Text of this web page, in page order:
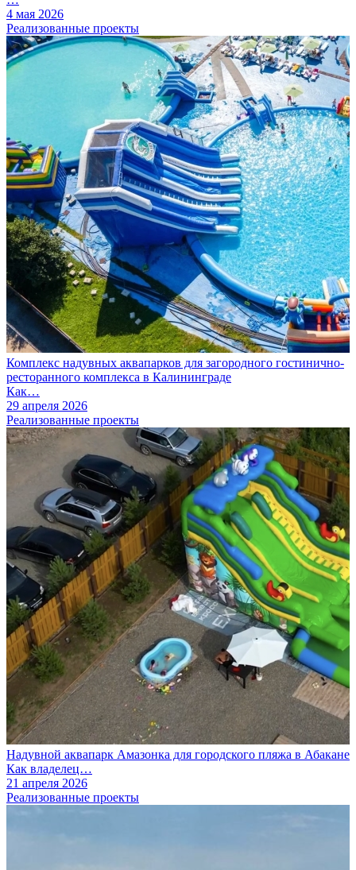
4 мая 2026
Реализованные проекты
Комплекс надувных аквапарков для загородного гостинично-
ресторанного комплекса в Калининграде
Как…
29 апреля 2026
Реализованные проекты
Надувной аквапарк Амазонка для городского пляжа в Абакане
Как владелец…
21 апреля 2026
Реализованные проекты